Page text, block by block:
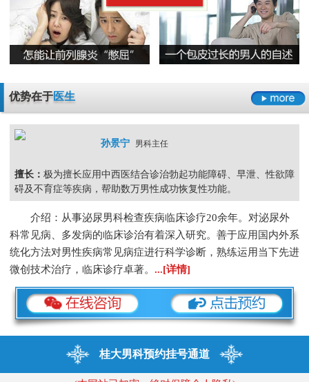
男科检查 男科检查增生 男科检查痛 男科检查囊肿
尿道炎是什么原因导致的
包皮龟头炎 尿道炎 睾丸炎 膀胱炎
弱精症有哪些常见的原因
少精症是又哪些疾病诱发出来的呢
优势在于医生
孙景宁 男科主任
擅长： 极为擅长应用中西医结合诊治勃起功能障碍、早泄、性欲障
碍及不育症等疾病，帮助数万男性成功恢复性功能。
介绍：从事泌尿男科检查疾病临床诊疗20余年。对泌尿外
科常见病、多发病的临床诊治有着深入研究。善于应用国内外系
统化方法对男性疾病常见病症进行科学诊断，熟练运用当下先进
微创技术治疗，临床诊疗卓著。 ...[详情]
桂大男科预约挂号通道